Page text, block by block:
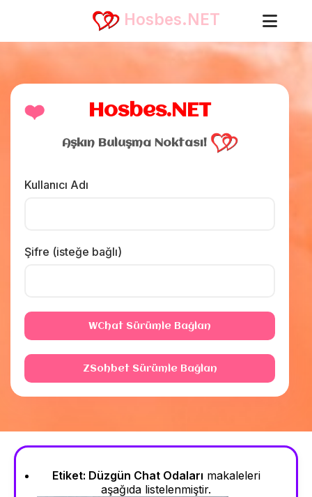
Hosbes.NET
❤️ Hosbes.NET
Aşkın Buluşma Noktası!
Kullanıcı Adı
Şifre (isteğe bağlı)
WChat Sürümle Bağlan
ZSohbet Sürümle Bağlan
Etiket: Düzgün Chat Odaları makaleleri
aşağıda listelenmiştir.